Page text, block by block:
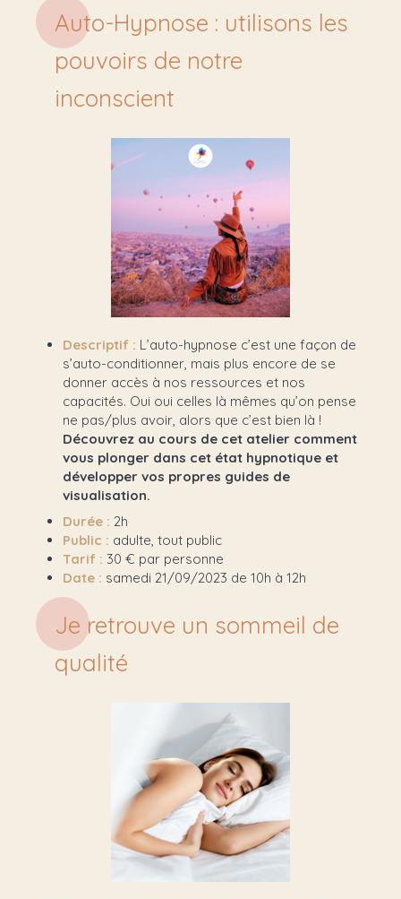
Auto-Hypnose : utilisons les
pouvoirs de notre
inconscient
Descriptif : L’auto-hypnose c’est une façon de
s’auto-conditionner, mais plus encore de se
donner accès à nos ressources et nos
capacités. Oui oui celles là mêmes qu’on pense
ne pas/plus avoir, alors que c’est bien là !
Découvrez au cours de cet atelier comment
vous plonger dans cet état hypnotique et
développer vos propres guides de
visualisation.
Durée : 2h
Public : adulte, tout public
Tarif : 30 € par personne
Date : samedi 21/09/2023 de 10h à 12h
Je retrouve un sommeil de
qualité